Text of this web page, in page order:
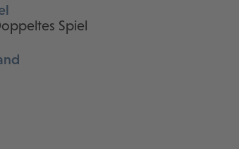
Spiel